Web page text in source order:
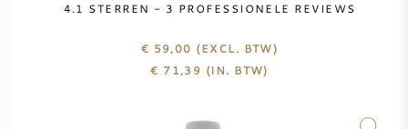
VINTAGE CHART
BORDEAUX EN PRIMEUR
4.1 STERREN - 3 PROFESSIONELE REVIEWS
€ 59,00 (EXCL. BTW)
€ 71,39 (IN. BTW)